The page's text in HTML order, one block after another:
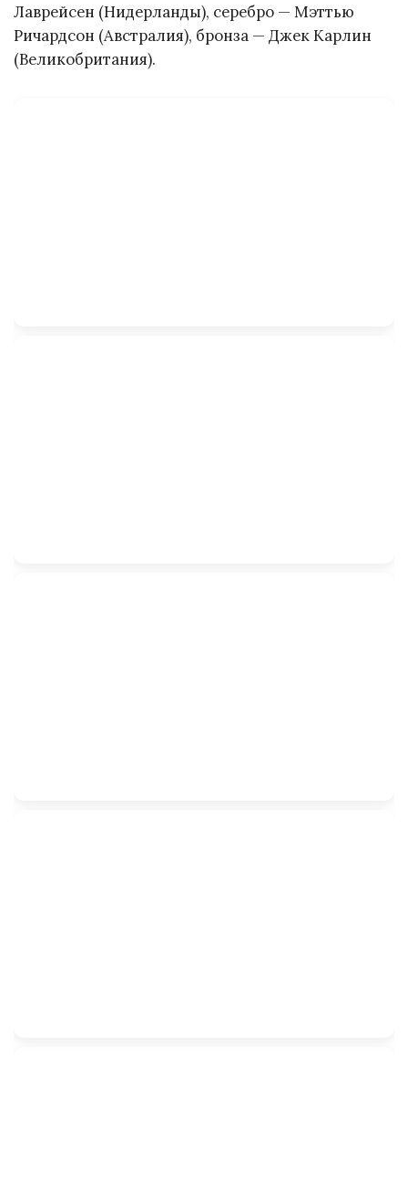
Лаврейсен (Нидерланды), серебро — Мэттью
Ричардсон (Австралия), бронза — Джек Карлин
(Великобритания).